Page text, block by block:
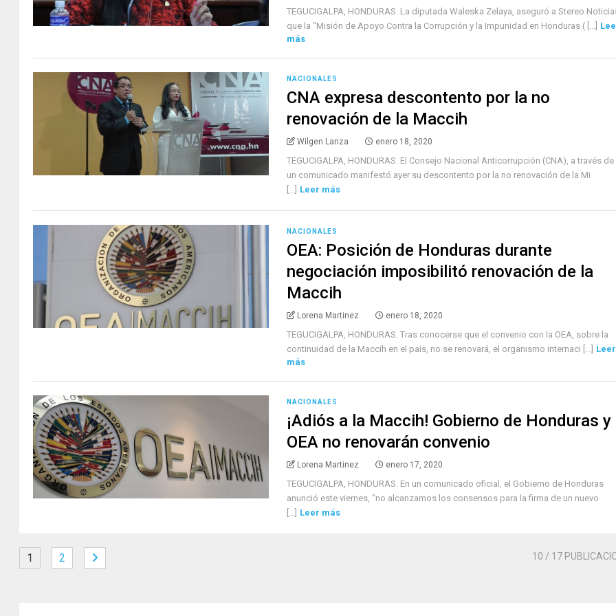
TEGUCIGALPA, HONDURAS. La diputada Waleska Zelaya, aseguró a Stereo
que la "Misión de Apoyo Contra la Corrupción y la Impunidad en Honduras ( [...]
más
NACIONALES
CNA expresa descontento por la no
renovación de la Maccih
Wilgen Lanza enero 18, 2020
TEGUCIGALPA, HONDURAS. El Consejo Nacional Anticorrupción (CNA), a través de
un comunicado manifestó ayer su descontento por la no renovación de la Mi
[...] Leer más
NACIONALES
OEA: Posición de Honduras durante
negociación imposibilitó renovación de la
Maccih
Lorena Martinez enero 18, 2020
TEGUCIGALPA, HONDURAS. Tras conocerse que el convenio con la OEA, sobre la
continuidad de la Maccih en el país, no se renovará, el organismo internaci [...] Leer
más
NACIONALES
¡Adiós a la Maccih! Gobierno de Honduras y
OEA no renovarán convenio
Lorena Martinez enero 17, 2020
TEGUCIGALPA, HONDURAS. En un comunicado oficial, el Gobierno de Honduras
anunció este viernes, "no alcanzamos los consensos para la firma de un nuevo
[...] Leer más
1 2 10 / 17